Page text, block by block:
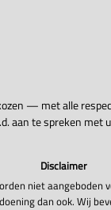
— met alle
aan te spreken met
Disclaimer
niet
dan ook. Wij